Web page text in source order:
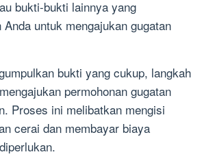
bukti-bukti lainnya yang
untuk mengajukan gugatan
bukti yang cukup, langkah
permohonan gugatan
Proses ini melibatkan mengisi
cerai dan membayar biaya